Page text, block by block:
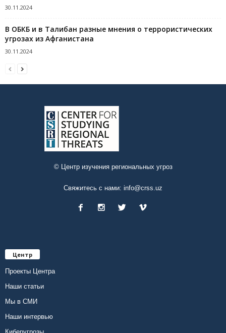
30.11.2024
В ОБКБ и в Талибан разные мнения о террористических
угрозах из Афганистана
30.11.2024
© Центр изучения региональных угроз
Свяжитесь с нами: info@crss.uz
Центр
Проекты Центра
Наши статьи
Мы в СМИ
Наши интервью